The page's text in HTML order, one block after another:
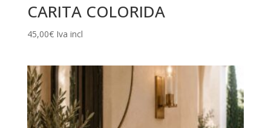
CARITA COLORIDA
45,00€ Iva incl